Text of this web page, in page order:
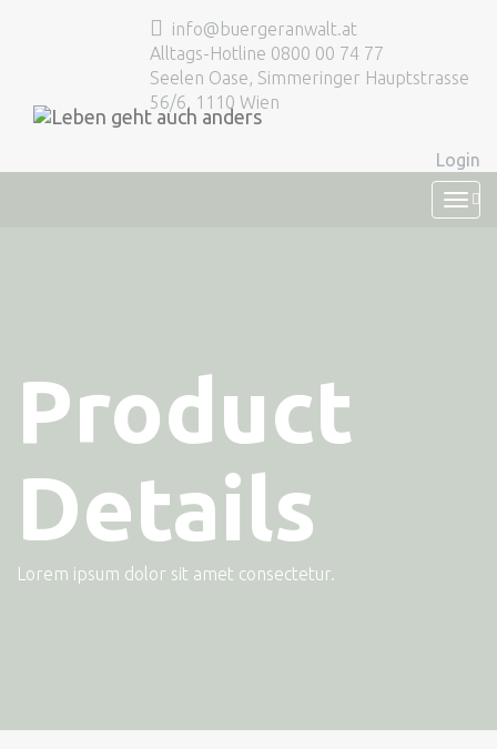
info@buergeranwalt.at
Alltags-Hotline 0800 00 74 77
Seelen Oase, Simmeringer Hauptstrasse
56/6, 1110 Wien
Login
Product
Details
Lorem ipsum dolor sit amet consectetur.